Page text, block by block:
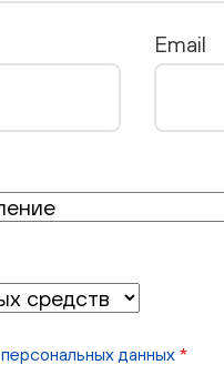
Email
персональных данных *